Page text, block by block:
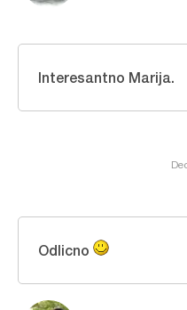
Interesantno Marija.
Odlicno